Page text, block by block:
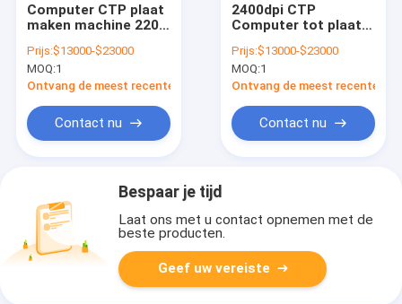
Computer CTP plaat
maken machine 220v
beeldvorming
Prijs:$13000-$23000
MOQ:1
Ontvang de meest recente Prijs
Contact nu
2400dpi CTP
Computer tot plaat
Automatisch
Prijs:$13000-$23000
MOQ:1
Ontvang de meest recente
Contact nu
Bespaar je tijd
Laat ons met u contact opnemen met de
beste producten.
Geef uw vereiste